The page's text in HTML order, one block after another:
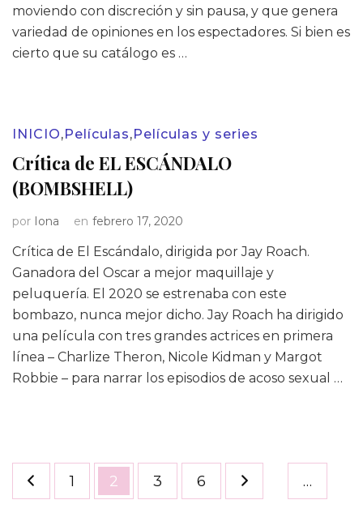
moviendo con discreción y sin pausa, y que genera
variedad de opiniones en los espectadores. Si bien es
cierto que su catálogo es …
INICIO,Películas,Películas y series
Crítica de EL ESCÁNDALO
(BOMBSHELL)
por Iona en febrero 17, 2020
Crítica de El Escándalo, dirigida por Jay Roach.
Ganadora del Oscar a mejor maquillaje y
peluquería. El 2020 se estrenaba con este
bombazo, nunca mejor dicho. Jay Roach ha dirigido
una película con tres grandes actrices en primera
línea – Charlize Theron, Nicole Kidman y Margot
Robbie – para narrar los episodios de acoso sexual …
Paginación
de
Página
1 Página
2 Página
3 …
Página
6